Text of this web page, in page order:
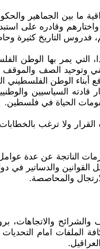
ما بين الجماهير
وقادره على
فدروس التاريخ كثيرة
التي يمر بها الوطن
وتوحيد الصف والموقف
أبناء الوطن
السياسيين
الحياة في فلسطين.
ولا ترغب
الناتجة عن عدة عوامل
كل القوانين والدساتير
والمحاصصة.
والاتجاهات،
الملفات امام